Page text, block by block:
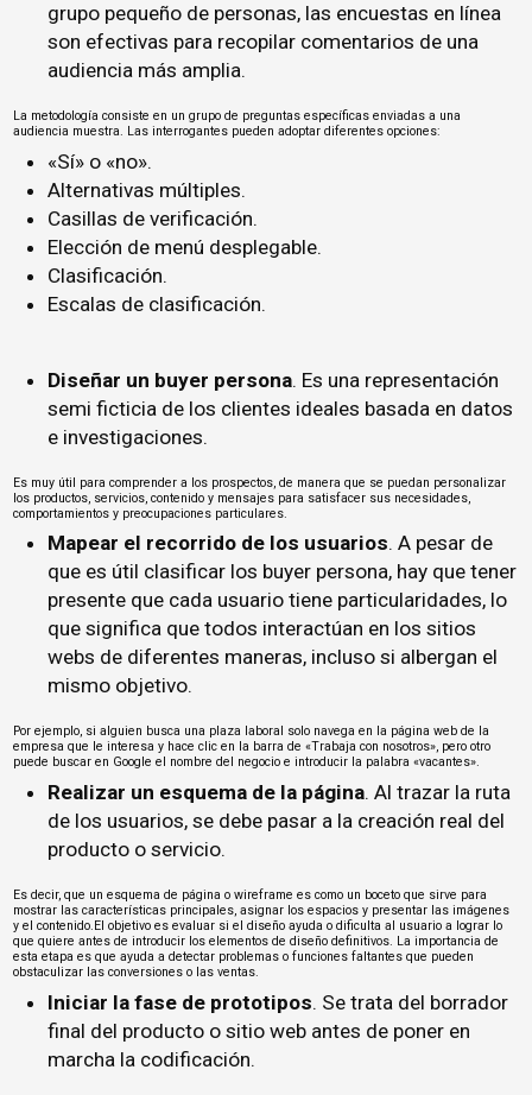
grupo pequeño de personas, las encuestas en línea
son efectivas para recopilar comentarios de una
audiencia más amplia.
La metodología consiste en un grupo de preguntas específicas enviadas a una
audiencia muestra. Las interrogantes pueden adoptar diferentes opciones:
«Sí» o «no».
Alternativas múltiples.
Casillas de verificación.
Elección de menú desplegable.
Clasificación.
Escalas de clasificación.
Diseñar un buyer persona. Es una representación
semi ficticia de los clientes ideales basada en datos
e investigaciones.
Es muy útil para comprender a los prospectos, de manera que se puedan personalizar
los productos, servicios, contenido y mensajes para satisfacer sus necesidades,
comportamientos y preocupaciones particulares.
Mapear el recorrido de los usuarios. A pesar de
que es útil clasificar los buyer persona, hay que tener
presente que cada usuario tiene particularidades, lo
que significa que todos interactúan en los sitios
webs de diferentes maneras, incluso si albergan el
mismo objetivo.
Por ejemplo, si alguien busca una plaza laboral solo navega en la página web de la
empresa que le interesa y hace clic en la barra de «Trabaja con nosotros», pero otro
puede buscar en Google el nombre del negocio e introducir la palabra «vacantes».
Realizar un esquema de la página. Al trazar la ruta
de los usuarios, se debe pasar a la creación real del
producto o servicio.
Es decir, que un esquema de página o wireframe es como un boceto que sirve para
mostrar las características principales, asignar los espacios y presentar las imágenes
y el contenido.El objetivo es evaluar si el diseño ayuda o dificulta al usuario a lograr lo
que quiere antes de introducir los elementos de diseño definitivos. La importancia de
esta etapa es que ayuda a detectar problemas o funciones faltantes que pueden
obstaculizar las conversiones o las ventas.
Iniciar la fase de prototipos. Se trata del borrador
final del producto o sitio web antes de poner en
marcha la codificación.